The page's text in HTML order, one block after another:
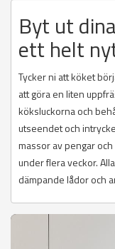
Byt ut
ett helt
Tycker ni att köket
att göra en liten
köksluckorna och
utseendet och
massor av pengar
under flera veckor.
dämpande lådor och